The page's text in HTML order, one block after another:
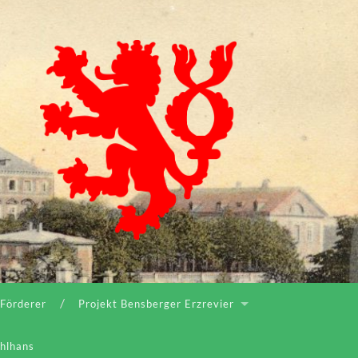
Bergischer
Geschichtsverein
Rhein-
e.V.
Projekt Bensberger Erzrevier